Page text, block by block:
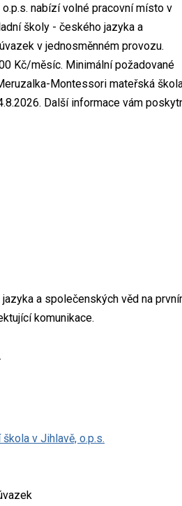
nabízí volné pracovní místo v
školy - českého jazyka a
v jednosměnném provozu.
Kč/měsíc. Minimální požadované
Montessori mateřská
Další informace vám
a společenských věd na
komunikace.
v Jihlavě, o.p.s.